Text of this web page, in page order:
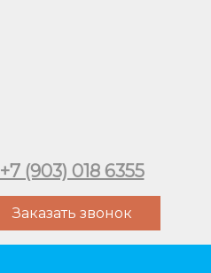
+7 (903) 018 6355
Заказать звонок